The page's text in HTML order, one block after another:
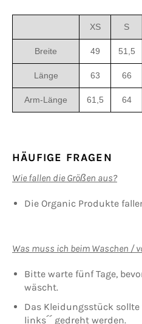
XS S
Breite 49 51,5
Länge 63 66
Arm-Länge 61,5 64
HÄUFIGE FRAGEN
Wie fallen die Größen aus?
Die Organic Produkte
Was muss ich beim Waschen /
Bitte warte fünf Tage,
wäscht.
Das Kleidungsstück
links´´ gedreht werden.